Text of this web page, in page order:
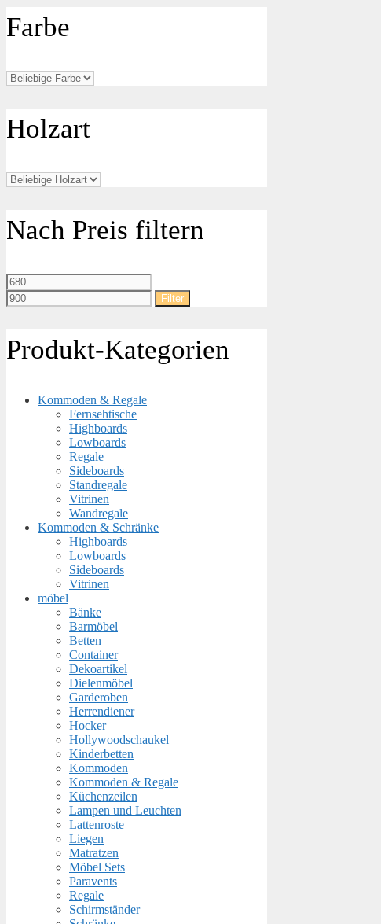
Farbe
Holzart
Nach Preis filtern
Min.
Preis
Preis
Filter
Produkt-Kategorien
Kommoden & Regale
Fernsehtische
Highboards
Lowboards
Regale
Sideboards
Standregale
Vitrinen
Wandregale
Kommoden & Schränke
Highboards
Lowboards
Sideboards
Vitrinen
möbel
Bänke
Barmöbel
Betten
Container
Dekoartikel
Dielenmöbel
Garderoben
Herrendiener
Hocker
Hollywoodschaukel
Kinderbetten
Kommoden
Kommoden & Regale
Küchenzeilen
Lampen und Leuchten
Lattenroste
Liegen
Matratzen
Möbel Sets
Paravents
Regale
Schirmständer